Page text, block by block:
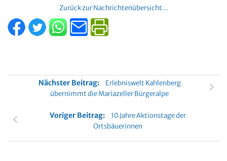
Zurück zur Nachrichtenübersicht...
Nächster Beitrag:
Erlebniswelt Kahlenberg
übernimmt die Mariazeller Bürgeralpe
Voriger Beitrag:
10 Jahre Aktionstage der
Ortsbäuerinnen